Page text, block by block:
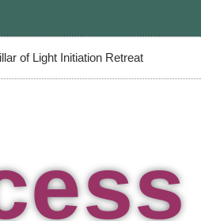
of Light Initiation Retreat